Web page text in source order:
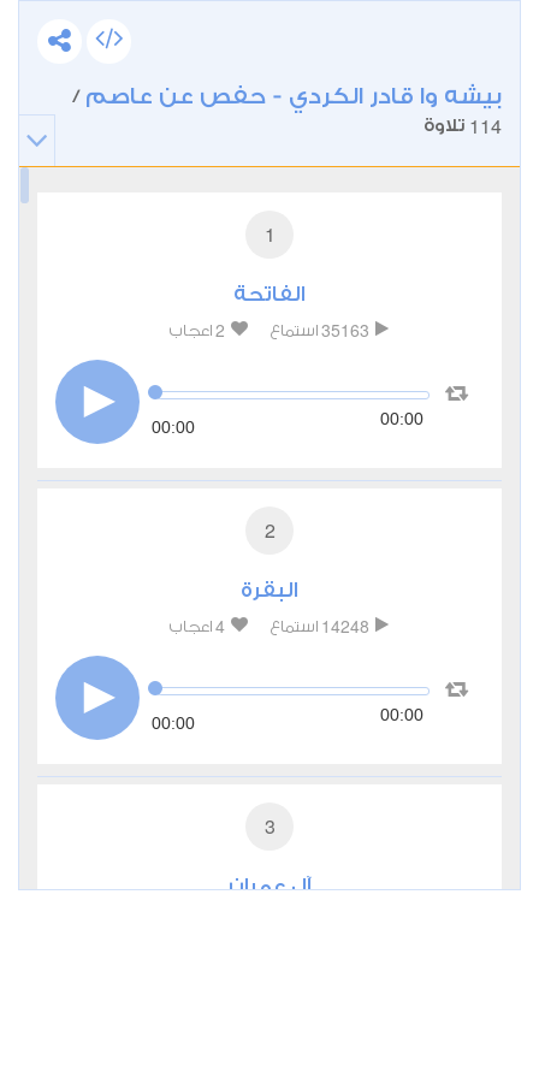
بيشه وا قادر الكردي - حفص عن عاصم /
114 تلاوة
1
الفاتحة
35163 استماع 2 اعجاب
00:00 00:00
2
البقرة
14248 استماع 4 اعجاب
00:00 00:00
3
آل عمران